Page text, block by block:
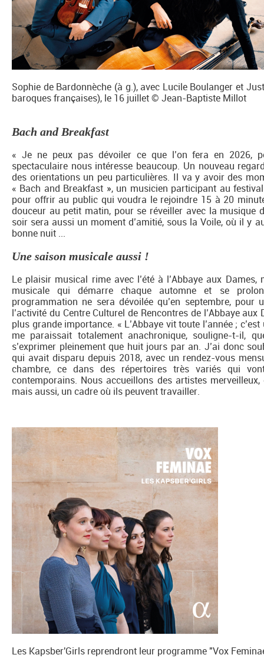
Sophie de Bardonnèche (à g.), avec Lucile Boulanger et
baroques françaises), le 16 juillet © Jean-Baptiste Millot
Bach and Breakfast
« Je ne peux pas dévoiler ce que l’on fera en 2026,
spectaculaire nous intéresse beaucoup. Un nouveau
des orientations un peu particulières. Il va y avoir des
« Bach and Breakfast », un musicien participant au
pour offrir au public qui voudra le rejoindre 15 à 20
douceur au petit matin, pour se réveiller avec la musique
soir sera aussi un moment d’amitié, sous la Voile, où il y
bonne nuit ...
Une saison musicale aussi !
Le plaisir musical rime avec l’été à l’Abbaye aux
musicale qui démarre chaque automne et se
programmation ne sera dévoilée qu’en septembre,
l’activité du Centre Culturel de Rencontres de l’Abbaye
plus grande importance. « L’Abbaye vit toute l’année ;
me paraissait totalement anachronique, souligne-t-il,
s’exprimer pleinement que huit jours par an. J’ai donc
qui avait disparu depuis 2018, avec un rendez-vous
chambre, ce dans des répertoires très variés qui
contemporains. Nous accueillons des artistes
mais aussi, un cadre où ils peuvent travailler.
Les Kapsber'Girls reprendront leur programme "Vox